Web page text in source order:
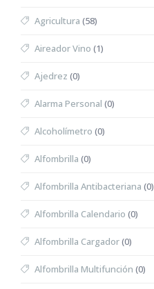
Agricultura (58)
Aireador Vino (1)
Ajedrez (0)
Alarma Personal (0)
Alcoholímetro (0)
Alfombrilla (0)
Alfombrilla Antibacteriana (0)
Alfombrilla Calendario (0)
Alfombrilla Cargador(0)
Alfombrilla Multifunción (0)